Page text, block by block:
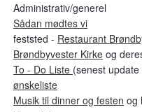
Administrativ/generel
Sådan mødtes vi
feststed - Restaurant
Brøndbyvester Kirke og
To - Do Liste (senest
ønskeliste
Musik til dinner og festen og